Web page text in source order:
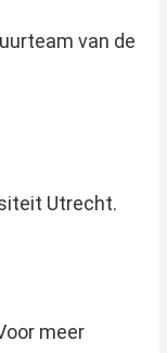
van de
Utrecht.
meer